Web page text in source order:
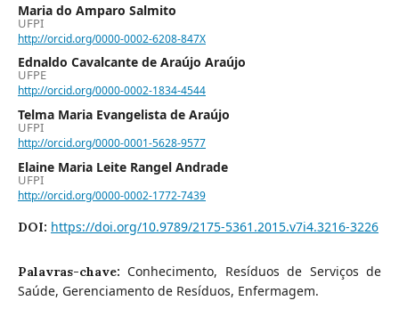
Maria do Amparo Salmito
UFPI
http://orcid.org/0000-0002-6208-847X
Ednaldo Cavalcante de Araújo Araújo
UFPE
http://orcid.org/0000-0002-1834-4544
Telma Maria Evangelista de Araújo
UFPI
http://orcid.org/0000-0001-5628-9577
Elaine Maria Leite Rangel Andrade
UFPI
http://orcid.org/0000-0002-1772-7439
DOI: https://doi.org/10.9789/2175-5361.2015.v7i4.3216-3226
Palavras-chave: Conhecimento, Resíduos de Serviços de
Saúde, Gerenciamento de Resíduos, Enfermagem.